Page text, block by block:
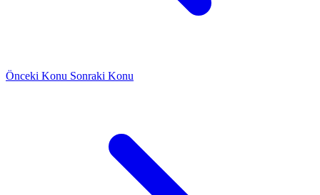
Önceki Konu Sonraki Konu